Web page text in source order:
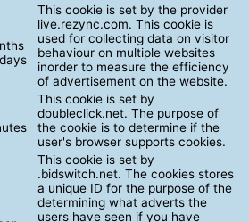
This cookie is set by the provider
live.rezync.com. This cookie is
used for collecting data on visitor
behaviour on multiple websites
inorder to measure the efficiency
of advertisement on the website.
This cookie is set by
doubleclick.net. The purpose of
the cookie is to determine if the
user's browser supports cookies.
This cookie is set by
.bidswitch.net. The cookies stores
a unique ID for the purpose of the
determining what adverts the
users have seen if you have